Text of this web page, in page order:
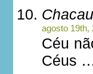
Chacau
agosto 19th,
Céu
Céus